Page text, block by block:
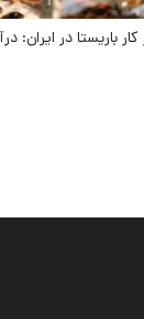
کار باریستا در